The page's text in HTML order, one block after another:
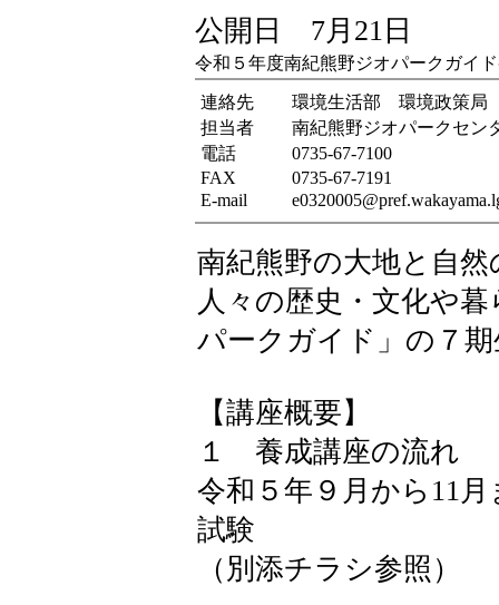
公開日 7月21日
令和５年度南紀熊野ジオパークガイ
連絡先
環境生活部 環境政策局
担当者
南紀熊野ジオパークセ
電話
0735-67-7100
FAX
0735-67-7191
E-mail
南紀熊野の大地と自
人々の歴史・文化や
パークガイド」の７
【講座概要】
１ 養成講座の流れ
令和５年９月から11
試験
（別添チラシ参照）